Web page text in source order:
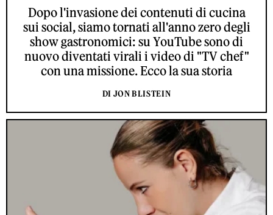
Dopo l'invasione dei contenuti di cucina
sui social, siamo tornati all'anno zero degli
show gastronomici: su YouTube sono di
nuovo diventati virali i video di "TV chef"
con una missione. Ecco la sua storia
DI JON BLISTEIN